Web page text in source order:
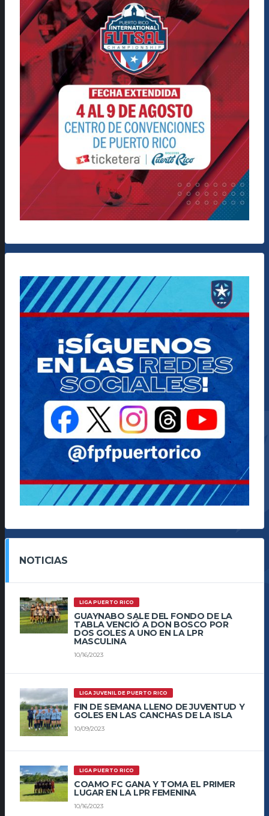
NOTICIAS
LIGA PUERTO RICO
GUAYNABO SALE DEL FONDO DE LA
TABLA VENCIÓ A DON BOSCO POR
DOS GOLES A UNO EN LA LPR
MASCULINA
10/16/2023
LIGA JUVENIL DE PUERTO RICO
FIN DE SEMANA LLENO DE JUVENTUD Y
GOLES EN LAS CANCHAS DE LA ISLA
10/09/2023
LIGA PUERTO RICO
COAMO FC GANA Y TOMA EL PRIMER
LUGAR EN LA LPR FEMENINA
10/16/2023